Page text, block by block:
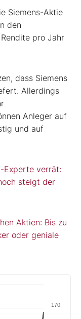
Siemens-Aktie
den
pro Jahr
dass Siemens
Allerdings
Anleger auf
und auf
Experte verrät:
steigt der
Aktien: Bis zu
oder geniale
170